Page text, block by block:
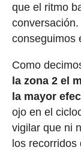
que el ritmo
conseguimos
Como
la zona 2 el
la mayor
ojo en el
vigilar que ni
los recorridos